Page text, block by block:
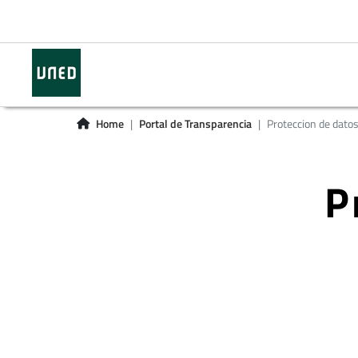
Home Portal de Transparencia Proteccion de datos